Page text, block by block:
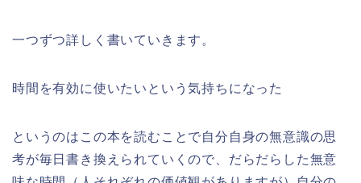
一つずつ詳しく書いていきます。
時間を有効に使いたいという気持ちになった
というのはこの本を読むことで自分自身の無意識の思
考が毎日書き換えられていくので、だらだらした無意